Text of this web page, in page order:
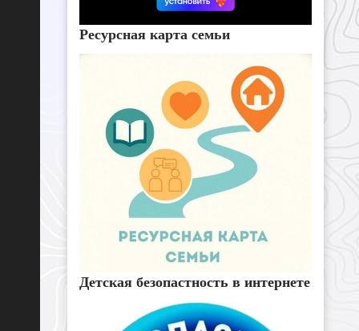
Ресурсная карта семьи
Детская безопастность в интернете